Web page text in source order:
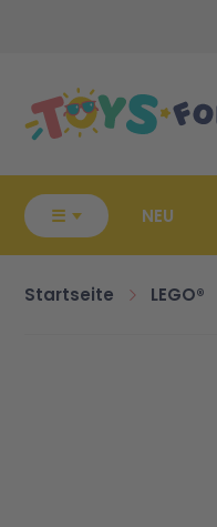
☰ NEU
Startseite LEGO®